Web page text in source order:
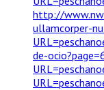
http://
ullamcorper-
de-